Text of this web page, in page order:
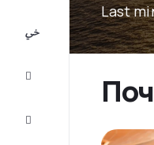
inclusive
Last